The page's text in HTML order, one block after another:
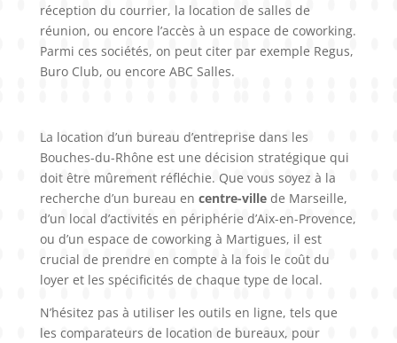
réception du courrier, la location de salles de
réunion, ou encore l’accès à un espace de coworking.
Parmi ces sociétés, on peut citer par exemple Regus,
Buro Club, ou encore ABC Salles.
La location d’un bureau d’entreprise dans les
Bouches-du-Rhône est une décision stratégique qui
doit être mûrement réfléchie. Que vous soyez à la
recherche d’un bureau en centre-villede Marseille,
d’un local d’activités en périphérie d’Aix-en-Provence,
ou d’un espace de coworking à Martigues, il est
crucial de prendre en compte à la fois le coût du
loyer et les spécificités de chaque type de local.
N’hésitez pas à utiliser les outils en ligne, tels que
les comparateurs de location de bureaux, pour